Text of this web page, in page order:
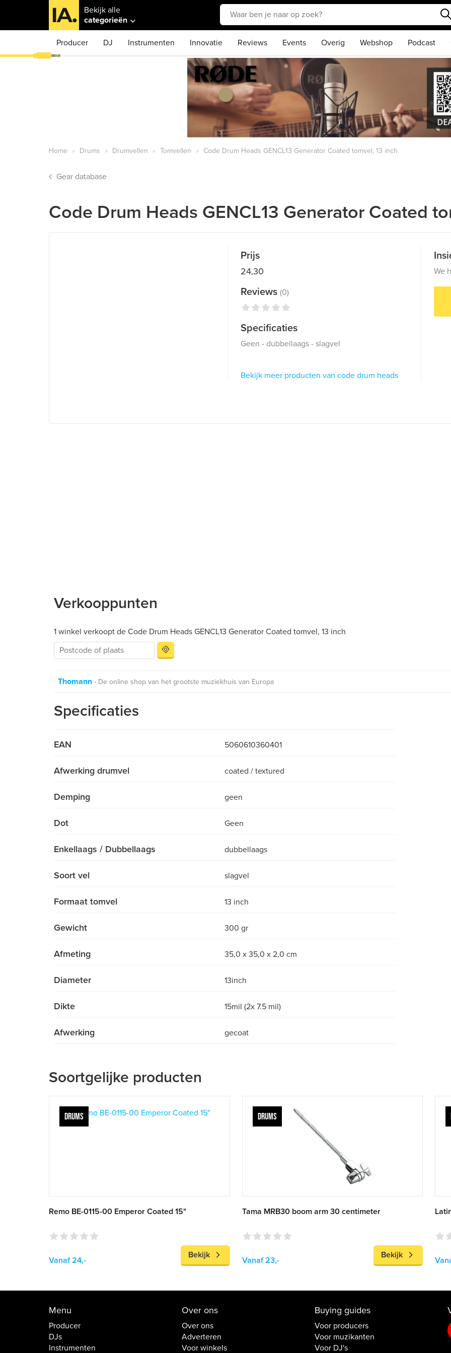
Bekijk alle
categorieën
Producer DJ Instrumenten Innovatie Reviews Events Overig Webshop Podcast
Home Drums Drumvellen Tomvellen Code Drum Heads GENCL13 Generator Coated tomvel, 13 inch
Gear database
Code Drum Heads GENCL13 Generator Coated
Prijs
24,30
Reviews(0)
Specificaties
Geen - dubbellaags - slagvel
Bekijk meer producten van code drum heads
We
Verkooppunten
1 winkel verkoopt de Code Drum Heads GENCL13 Generator Coated tomvel, 13 inch
Thomann De online shop van het grootste muziekhuis van Europa
Specificaties
EAN 5060610360401
Afwerking drumvel coated / textured
Demping geen
Dot Geen
Enkellaags / Dubbellaags dubbellaags
Soort vel slagvel
Formaat tomvel 13 inch
Gewicht 300 gr
Afmeting 35,0 x 35,0 x 2,0 cm
Diameter 13inch
Dikte 15mil (2x 7.5 mil)
Afwerking gecoat
Soortgelijke producten
DRUMS
Remo BE-0115-00 Emperor Coated 15"
Vanaf 24,-
Bekijk
DRUMS
Tama MRB30 boom arm 30 centimeter
Vanaf 23,-
Bekijk
Menu
Producer
DJs
Instrumenten
Over ons
Over ons
Adverteren
Voor winkels
Buying guides
Voor producers
Voor muzikanten
Voor DJ's